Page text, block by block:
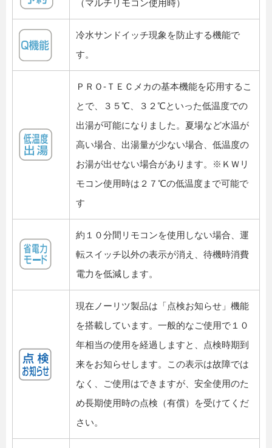
（マルチリモコン使用時）
冷水サンドイッチ現象を防止する機能で
す。
ＰＲＯ-ＴＥＣメカの基本機能を応用するこ
とで、３５℃、３２℃といった低温度での
出湯が可能になりました。夏場など水温が
高い場合、出湯量が少ない場合、低温度の
お湯が出せない場合があります。※ＫＷリ
モコン使用時は２７℃の低温度まで可能で
す
約１０分間リモコンを使用しない場合、運
転スイッチ以外の表示が消え、待機時消費
電力を低減します。
現在ノーリツ製品は「点検お知らせ」機能
を搭載しています。一般的なご使用で１０
年相当の使用を経過しますと、点検時期到
来をお知らせします。この表示は故障では
なく、ご使用はできますが、安全使用のた
め長期使用時の点検（有償）を受けてくだ
さい。